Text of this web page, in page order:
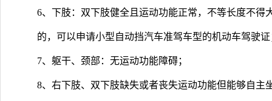
6、下肢：双下肢健全且运动功能正常，不等长度不得
的，可以申请小型自动挡汽车准驾车型的机动车驾驶证
7、躯干、颈部：无运动功能障碍；
8、右下肢、双下肢缺失或者丧失运动功能但能够自主